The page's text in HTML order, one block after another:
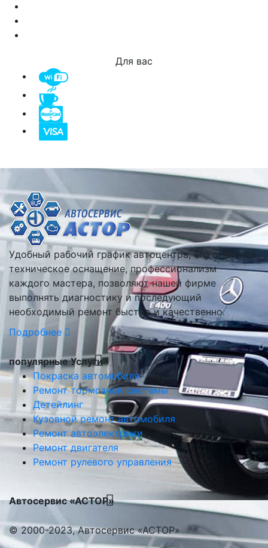
Для вас
Удобный рабочий график автоцентра, его отличное
техническое оснащение, профессионализм
каждого мастера, позволяют нашей фирме
выполнять диагностику и последующий
необходимый ремонт быстро и качественно.
Подробнее
популярные Услуги
Покраска автомобиля
Ремонт тормозной системы
Детейлинг
Кузовной ремонт автомобиля
Ремонт автоэлектрики
Ремонт двигателя
Ремонт рулевого управления
Автосервис «АСТОР»
© 2000-2023, Автосервис «АСТОР»